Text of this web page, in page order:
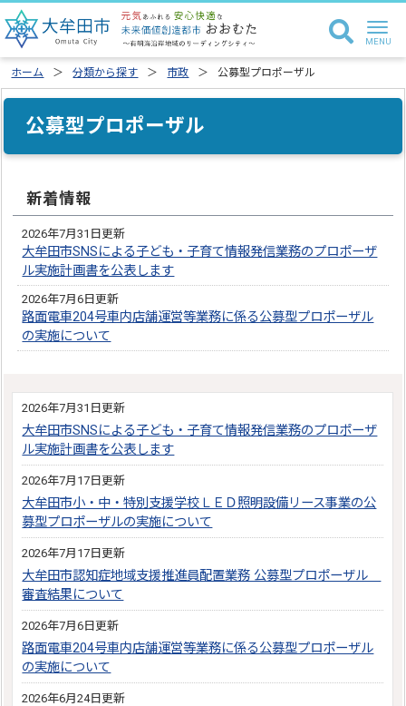
ホーム 分類から探す 市政 公募型プロポーザル
公募型プロポーザル
新着情報
2026年7月31日更新
大牟田市SNSによる子ども・子育て情報発信業務のプロポーザ
ル実施計画書を公表します
2026年7月6日更新
路面電車204号車内店舗運営等業務に係る公募型プロポーザル
の実施について
2026年7月31日更新
大牟田市SNSによる子ども・子育て情報発信業務のプロポーザ
ル実施計画書を公表します
2026年7月17日更新
大牟田市小・中・特別支援学校ＬＥＤ照明設備リース事業の公
募型プロポーザルの実施について
2026年7月17日更新
大牟田市認知症地域支援推進員配置業務 公募型プロポーザル
審査結果について
2026年7月6日更新
路面電車204号車内店舗運営等業務に係る公募型プロポーザル
の実施について
2026年6月24日更新